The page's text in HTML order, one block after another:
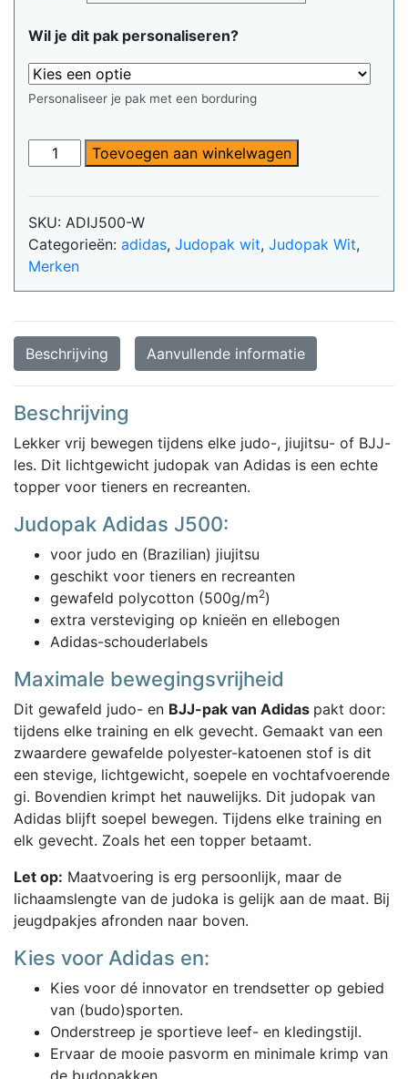
Wil je dit pak personaliseren?
Personaliseer je pak met een borduring
Judopak
Adidas
voor
tieners
en
recreanten
|
wit
aantal
Toevoegen aan winkelwagen
SKU: ADIJ500-W
Categorieën: adidas, Judopak wit, Judopak Wit,
Merken
Beschrijving Aanvullende informatie
Beschrijving
Lekker vrij bewegen tijdens elke judo-, jiujitsu- of BJJ-
les. Dit lichtgewicht judopak van Adidas is een echte
topper voor tieners en recreanten.
Judopak Adidas J500:
voor judo en (Brazilian) jiujitsu
geschikt voor tieners en recreanten
gewafeld polycotton (500g/m2)
extra versteviging op knieën en ellebogen
Adidas-schouderlabels
Maximale bewegingsvrijheid
Dit gewafeld judo- en BJJ-pak van Adidas pakt door:
tijdens elke training en elk gevecht. Gemaakt van een
zwaardere gewafelde polyester-katoenen stof is dit
een stevige, lichtgewicht, soepele en vochtafvoerende
gi. Bovendien krimpt het nauwelijks. Dit judopak van
Adidas blijft soepel bewegen. Tijdens elke training en
elk gevecht. Zoals het een topper betaamt.
Let op: Maatvoering is erg persoonlijk, maar de
lichaamslengte van de judoka is gelijk aan de maat. Bij
jeugdpakjes afronden naar boven.
Kies voor Adidas en:
Kies voor dé innovator en trendsetter op gebied
van (budo)sporten.
Onderstreep je sportieve leef- en kledingstijl.
Ervaar de mooie pasvorm en minimale krimp van